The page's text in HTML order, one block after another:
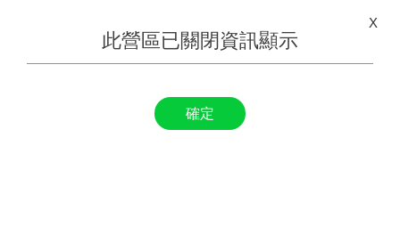
X
此營區已關閉資訊顯示
確定